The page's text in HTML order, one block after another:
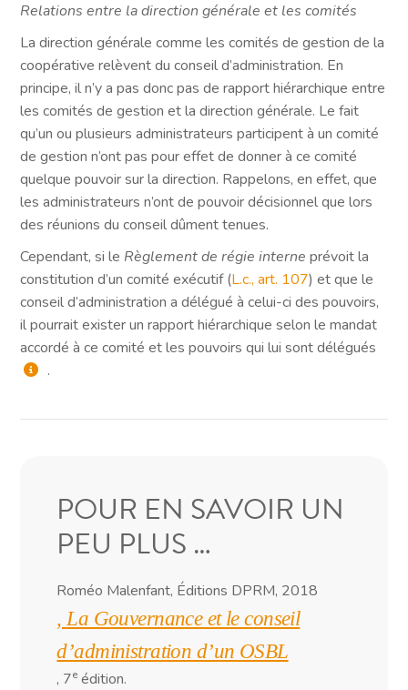
Relations entre la direction générale et les comités
La direction générale comme les comités de gestion de la
coopérative relèvent du conseil d’administration. En
principe, il n’y a pas donc pas de rapport hiérarchique entre
les comités de gestion et la direction générale. Le fait
qu’un ou plusieurs administrateurs participent à un comité
de gestion n’ont pas pour effet de donner à ce comité
quelque pouvoir sur la direction. Rappelons, en effet, que
les administrateurs n’ont de pouvoir décisionnel que lors
des réunions du conseil dûment tenues.
Cependant, si le Règlement de régie interne prévoit la
constitution d’un comité exécutif (L.c., art. 107) et que le
conseil d’administration a délégué à celui-ci des pouvoirs,
il pourrait exister un rapport hiérarchique selon le mandat
accordé à ce comité et les pouvoirs qui lui sont délégués
.
POUR EN SAVOIR UN
PEU PLUS …
Roméo Malenfant, Éditions DPRM, 2018
,La Gouvernance et le conseil
d’administration d’un OSBL
, 7e édition.